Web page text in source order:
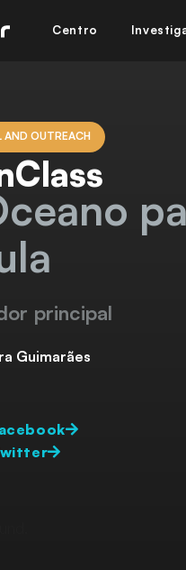
Centro
AND OUTREACH
principal
Guimarães